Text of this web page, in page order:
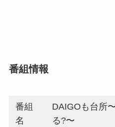
番組情報
番組
名
DAIGOも台所
る?〜